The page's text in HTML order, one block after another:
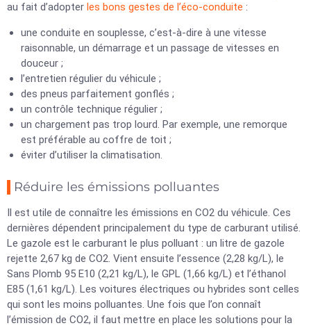
au fait d’adopter les bons gestes de l’éco-conduite :
une conduite en souplesse, c’est-à-dire à une vitesse
raisonnable, un démarrage et un passage de vitesses en
douceur ;
l’entretien régulier du véhicule ;
des pneus parfaitement gonflés ;
un contrôle technique régulier ;
un chargement pas trop lourd. Par exemple, une remorque
est préférable au coffre de toit ;
éviter d’utiliser la climatisation.
Réduire les émissions polluantes
Il est utile de connaître les émissions en CO2 du véhicule. Ces
dernières dépendent principalement du type de carburant utilisé.
Le gazole est le carburant le plus polluant : un litre de gazole
rejette 2,67 kg de CO2. Vient ensuite l’essence (2,28 kg/L), le
Sans Plomb 95 E10 (2,21 kg/L), le GPL (1,66 kg/L) et l’éthanol
E85 (1,61 kg/L). Les voitures électriques ou hybrides sont celles
qui sont les moins polluantes. Une fois que l’on connaît
l’émission de CO2, il faut mettre en place les solutions pour la